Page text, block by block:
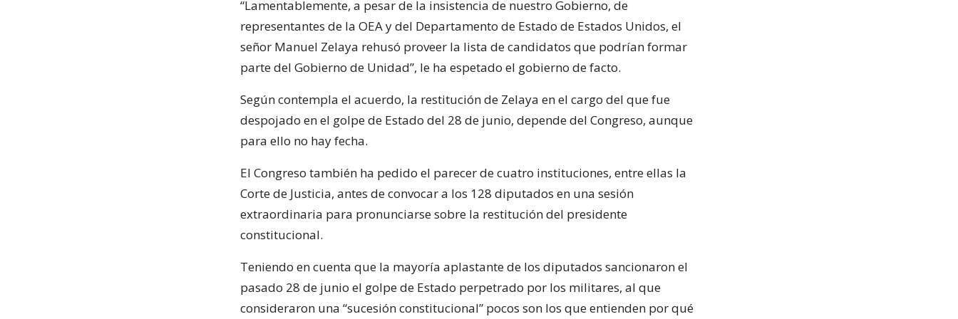
“Lamentablemente, a pesar de la insistencia de nuestro Gobierno, de
representantes de la OEA y del Departamento de Estado de Estados Unidos, el
señor Manuel Zelaya rehusó proveer la lista de candidatos que podrían formar
parte del Gobierno de Unidad”, le ha espetado el gobierno de facto.
Según contempla el acuerdo, la restitución de Zelaya en el cargo del que fue
despojado en el golpe de Estado del 28 de junio, depende del Congreso, aunque
para ello no hay fecha.
El Congreso también ha pedido el parecer de cuatro instituciones, entre ellas la
Corte de Justicia, antes de convocar a los 128 diputados en una sesión
extraordinaria para pronunciarse sobre la restitución del presidente
constitucional.
Teniendo en cuenta que la mayoría aplastante de los diputados sancionaron el
pasado 28 de junio el golpe de Estado perpetrado por los militares, al que
consideraron una “sucesión constitucional” pocos son los que entienden por qué